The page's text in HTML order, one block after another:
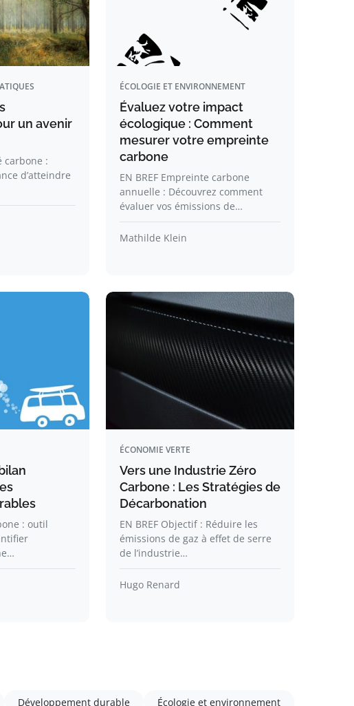
un avenir
carbone :
d’atteindre
ÉCOLOGIE ET ENVIRONNEMENT
Évaluez votre impact
écologique : Comment
mesurer votre empreinte
carbone
EN BREF Empreinte carbone
annuelle : Découvrez comment
évaluer vos émissions de…
Mathilde Klein
: outil
ÉCONOMIE VERTE
Vers une Industrie Zéro
Carbone : Les Stratégies de
Décarbonation
EN BREF Objectif : Réduire les
émissions de gaz à effet de serre
de l’industrie…
Hugo Renard
Développement durable Écologie et environnement